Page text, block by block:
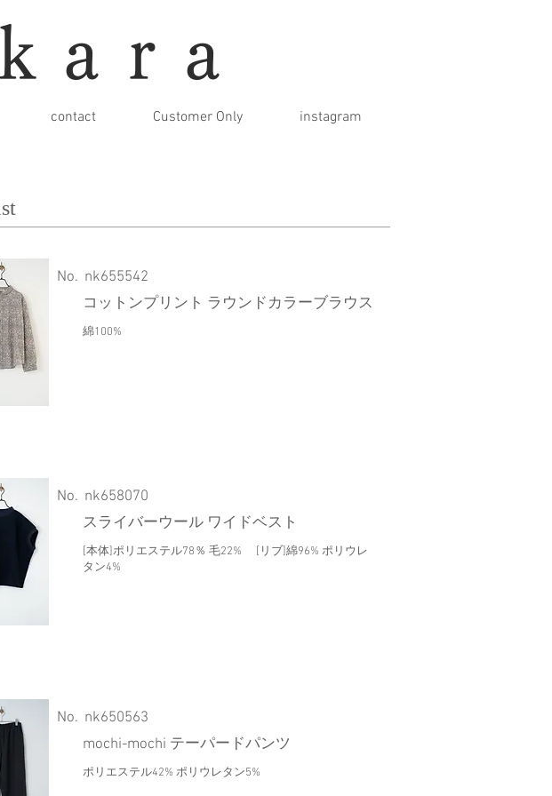
contact Customer Only instagram
​No. nk655542
コットンプリント ラウンドカラーブラウス
綿100%
​No. nk658070
スライバーウール ワイドベスト
[本体]ポリエステル78％ 毛22% [リブ]綿96% ポリウレ
タン4%
​No. nk650563
mochi-mochi テーパードパンツ
ポリエステル42% ポリウレタン5%